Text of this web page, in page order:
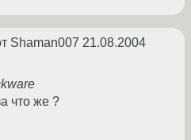
Shaman007 21.08.2004
что же ?